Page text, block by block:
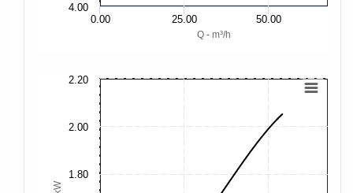
Q - m³/h
0.00 25.00 50.00
4.00
1.80
2.00
2.20